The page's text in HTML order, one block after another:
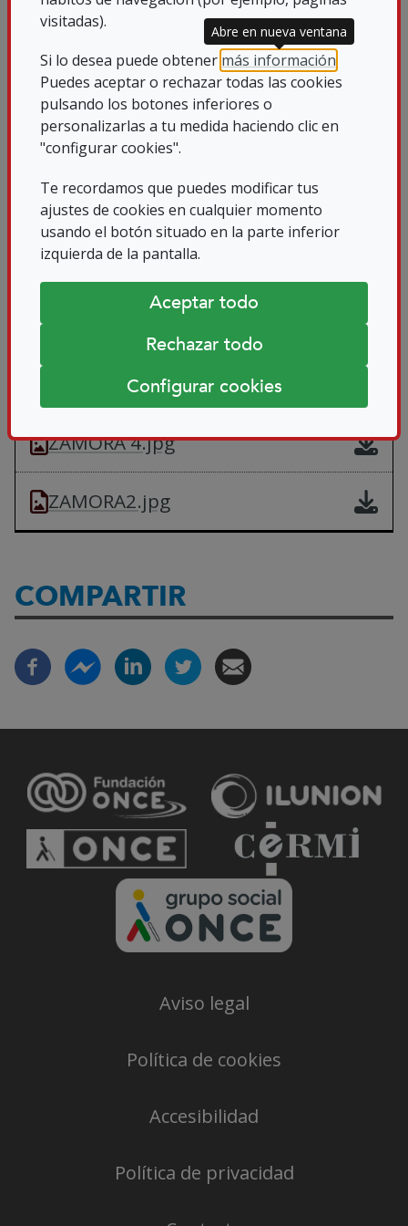
visitadas).
Si lo desea puede obtener más información
Puedes aceptar o rechazar todas las cookies
pulsando los botones inferiores o
personalizarlas a tu medida haciendo clic en
"configurar cookies".
Te recordamos que puedes modificar tus
ajustes de cookies en cualquier momento
usando el botón situado en la parte inferior
izquierda de la pantalla.
Aceptar todo
Rechazar todo
Configurar cookies
Abre en nueva ventana
celebrado la confirmación por parte de
nuestra Presidenta del Consejo de que
este año los Premios Solidarios se van a
celebrar el 29 de Mayo en Salamanca.
#SomosdeUP
DOCUMENTOS
DESCARGABLES
ASAMBLEA ZAMORA1.jpg
ZAMORA 4.jpg
ZAMORA2.jpg
COMPARTIR
Aviso legal
Política de cookies
Accesibilidad
Política de privacidad